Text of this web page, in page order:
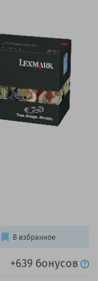
+639 бонусов
В избранное